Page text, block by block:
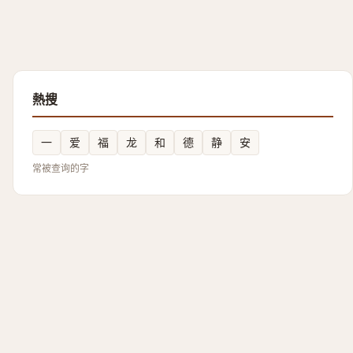
熱搜
一 爱 福 龙 和 德 静 安
常被查询的字